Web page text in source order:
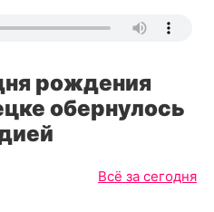
рождения
обернулось
Всё за сегодня